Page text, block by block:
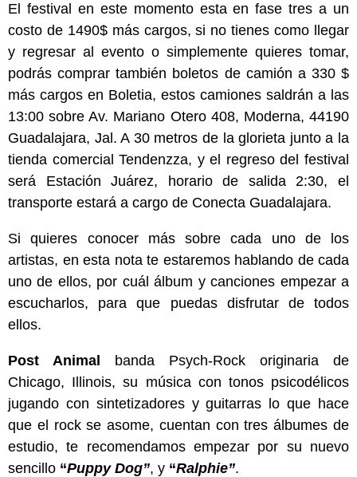
El festival en este momento esta en fase tres a un
costo de 1490$ más cargos, si no tienes como llegar
y regresar al evento o simplemente quieres tomar,
podrás comprar también boletos de camión a 330 $
más cargos en Boletia, estos camiones saldrán a las
13:00 sobre Av. Mariano Otero 408, Moderna, 44190
Guadalajara, Jal. A 30 metros de la glorieta junto a la
tienda comercial Tendenzza, y el regreso del festival
será Estación Juárez, horario de salida 2:30, el
transporte estará a cargo de Conecta Guadalajara.
Si quieres conocer más sobre cada uno de los
artistas, en esta nota te estaremos hablando de cada
uno de ellos, por cuál álbum y canciones empezar a
escucharlos, para que puedas disfrutar de todos
ellos.
Post Animal
banda Psych-Rock originaria de
Chicago, Illinois, su música con tonos psicodélicos
jugando con sintetizadores y guitarras lo que hace
que el rock se asome, cuentan con tres álbumes de
estudio, te recomendamos empezar por su nuevo
sencillo “Puppy Dog”, y “Ralphie”.